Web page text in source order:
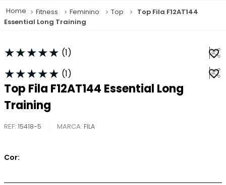
Fitness Feminino Top
Top Fila F12AT144
Essential Long Training
★★★★★ (1)
★★★★★ (1)
Top Fila F12AT144 Essential Long
Training
REF: 15418-5 FILA
Cor: